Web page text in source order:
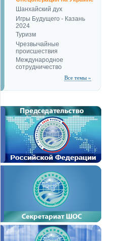
Шанхайский дух
Игры Будущего - Казань
2024
Туризм
Чрезвычайные
происшествия
Международное
сотрудничество
Все темы »